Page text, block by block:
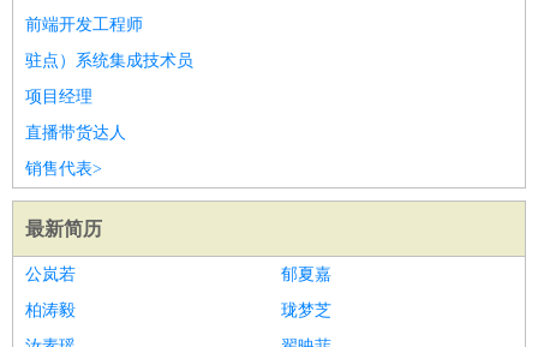
前端开发工程师
驻点）系统集成技术员
项目经理
直播带货达人
销售代表>
最新简历
公岚若
郁夏嘉
柏涛毅
珑梦芝